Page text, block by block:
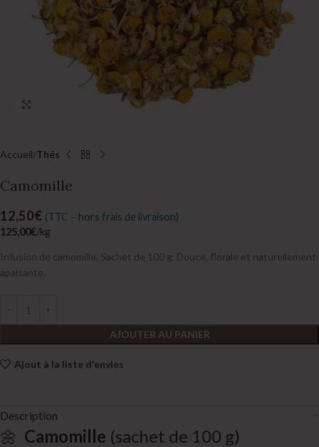
Accueil Thés
Camomille
12,50€ (TTC – hors frais de livraison)
125,00€/kg
Infusion de camomille. Sachet de 100 g. Douce, florale et naturellement
apaisante.
AJOUTER AU PANIER
Ajout à la liste d'envies
Description
🌼 Camomille (sachet de 100 g)